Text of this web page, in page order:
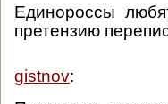
Единороссы
претензию
gistnov: